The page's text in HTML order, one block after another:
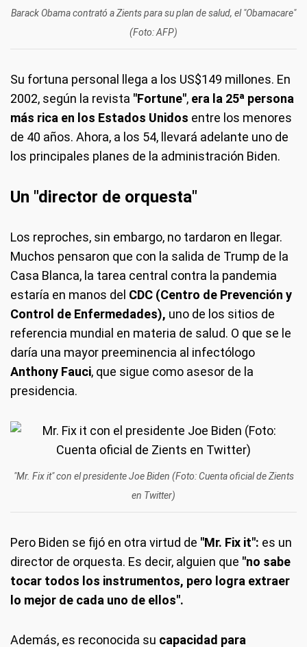
Barack Obama contrató a Zients para su plan de salud, el "Obamacare"
(Foto: AFP)
Su fortuna personal llega a los US$149 millones. En
2002, según la revista "Fortune", era la 25ª persona
más rica en los Estados Unidos entre los menores
de 40 años. Ahora, a los 54, llevará adelante uno de
los principales planes de la administración Biden.
Un "director de orquesta"
Los reproches, sin embargo, no tardaron en llegar.
Muchos pensaron que con la salida de Trump de la
Casa Blanca, la tarea central contra la pandemia
estaría en manos del CDC (Centro de Prevención y
Control de Enfermedades), uno de los sitios de
referencia mundial en materia de salud. O que se le
daría una mayor preeminencia al infectólogo
Anthony Fauci, que sigue como asesor de la
presidencia.
"Mr. Fix it" con el presidente Joe Biden (Foto: Cuenta oficial de Zients
en Twitter)
Pero Biden se fijó en otra virtud de "Mr. Fix it": es un
director de orquesta. Es decir, alguien que "no sabe
tocar todos los instrumentos, pero logra extraer
lo mejor de cada uno de ellos".
Además, es reconocida su capacidad para